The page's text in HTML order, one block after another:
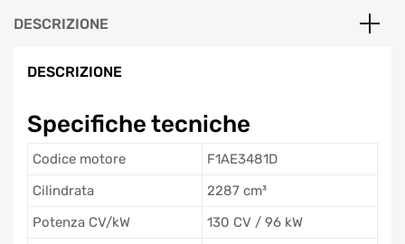
DESCRIZIONE
DESCRIZIONE
Specifiche tecniche
Codice motore
F1AE3481D
Cilindrata
2287 cm³
Potenza CV/kW
130 CV / 96 kW